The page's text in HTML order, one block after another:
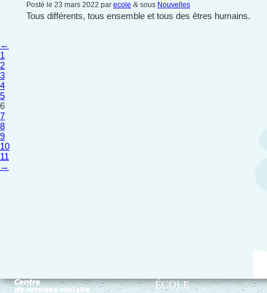
Posté le 23 mars 2022 par ecole & sous Nouvelles
Tous différents, tous ensemble et tous des êtres humains.
←
1
2
3
4
5
6
7
8
9
10
11
→
ÉCOLE